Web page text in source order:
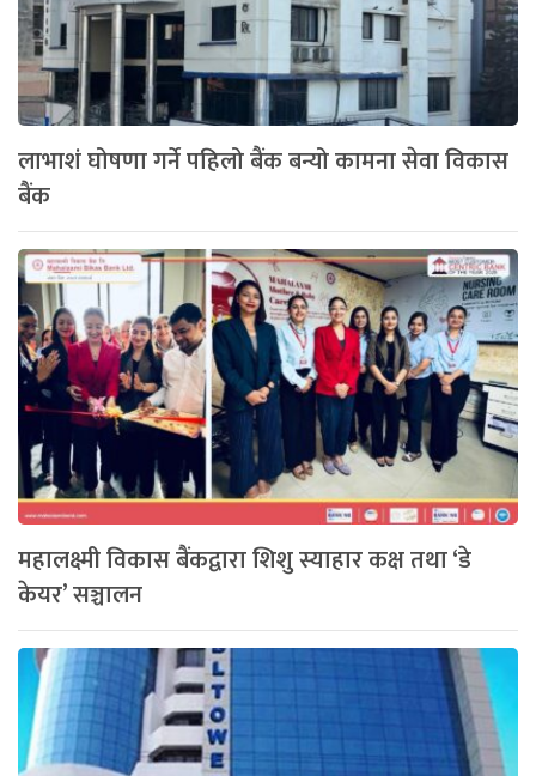
लाभाशं घोषणा गर्ने पहिलो बैंक बन्यो कामना सेवा विकास
बैंक
महालक्ष्मी विकास बैंकद्वारा शिशु स्याहार कक्ष तथा ‘डे
केयर’ सञ्चालन